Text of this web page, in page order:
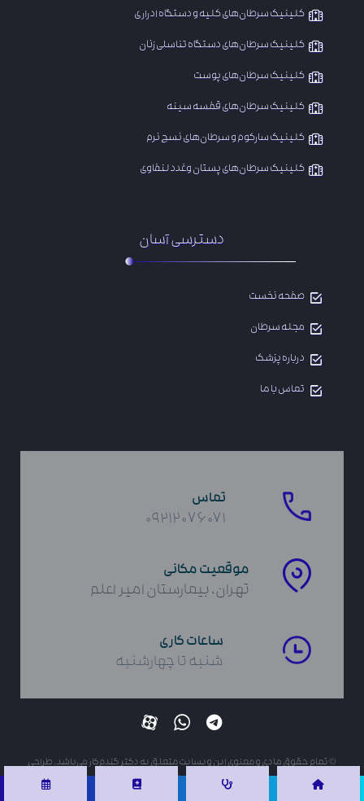
کلینیک سرطان‌های کلیه و دستگاه ادراری
​کلینیک سرطان‌های دستگاه تناسلی زنان
کلینیک سرطان‌های پوست
کلینیک سرطان‌های قفسه سینه
کلینیک سارکوم و سرطان‌های نسج نرم
​کلینیک سرطان‌های پستان وغدد لنفاوی
دسترسی آسان
صفحه نخست
مجله سرطان
درباره پزشک
تماس با ما
تماس
۰۹۲۱۲۰۷۶۰۷۱
موقعیت مکانی
تهران، بیمارستان امیر اعلم
ساعات کاری
شنبه تا چهارشنبه
‌© تمام حقوق مادی و معنوی این وبسایت متعلق به دکتر گندم‌کار می‌باشد. طراحی
شده توسط
تلاش نت